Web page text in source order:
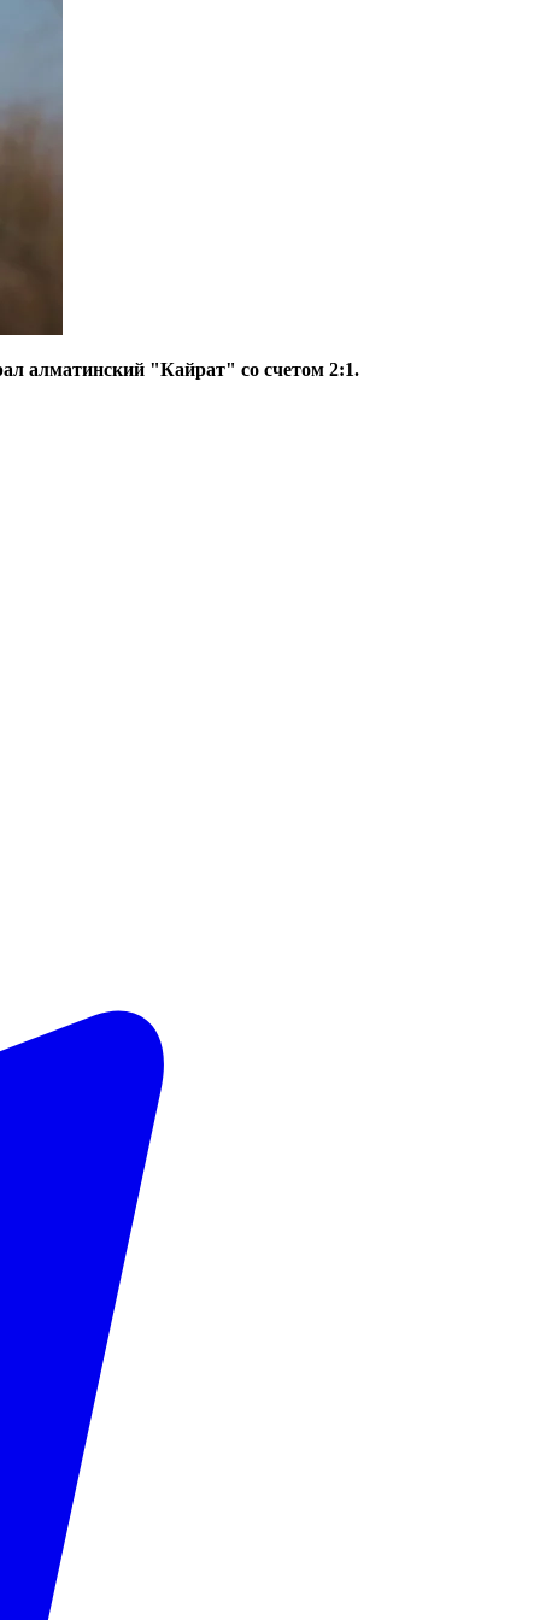
алматинский "Кайрат" со счетом 2:1.